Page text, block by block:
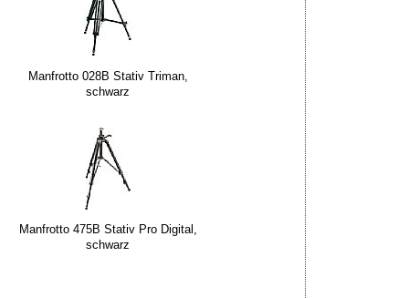
Manfrotto 028B Stativ Triman,
schwarz
Manfrotto 475B Stativ Pro Digital,
schwarz